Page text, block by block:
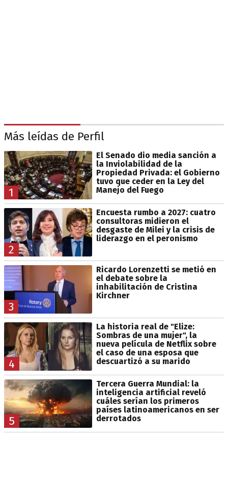
Más leídas de Perfil
1
El Senado dio media sanción a
la Inviolabilidad de la
Propiedad Privada: el Gobierno
tuvo que ceder en la Ley del
Manejo del Fuego
2
Encuesta rumbo a 2027: cuatro
consultoras midieron el
desgaste de Milei y la crisis de
liderazgo en el peronismo
3
Ricardo Lorenzetti se metió en
el debate sobre la
inhabilitación de Cristina
Kirchner
4
La historia real de "Elize:
Sombras de una mujer", la
nueva película de Netflix sobre
el caso de una esposa que
descuartizó a su marido
5
Tercera Guerra Mundial: la
inteligencia artificial reveló
cuáles serían los primeros
países latinoamericanos en ser
derrotados